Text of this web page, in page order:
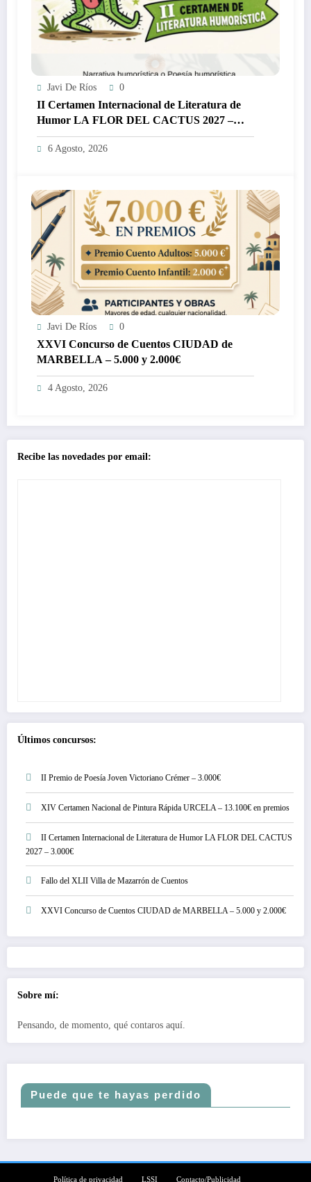
Javi De Ríos 0
II Certamen Internacional de Literatura de
Humor LA FLOR DEL CACTUS 2027 –
3.000€
6 Agosto, 2026
Javi De Ríos 0
XXVI Concurso de Cuentos CIUDAD de
MARBELLA – 5.000 y 2.000€
4 Agosto, 2026
Recibe las novedades por email:
Últimos concursos:
II Premio de Poesía Joven Victoriano Crémer – 3.000€
XIV Certamen Nacional de Pintura Rápida URCELA – 13.100€ en premios
II Certamen Internacional de Literatura de Humor LA FLOR DEL CACTUS
2027 – 3.000€
Fallo del XLII Villa de Mazarrón de Cuentos
XXVI Concurso de Cuentos CIUDAD de MARBELLA – 5.000 y 2.000€
Sobre mí:
Pensando, de momento, qué contaros aquí.
Puede que te hayas perdido
Política de privacidad LSSI Contacto/Publicidad